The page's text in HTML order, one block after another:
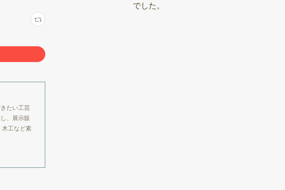
たい工芸
、展示販
木工など素
でした。